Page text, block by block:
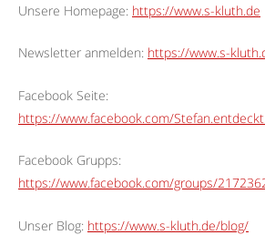
Unsere Homepage: https://www.s-kluth.de
Newsletter anmelden: https://www.s-
Facebook Seite:
https://www.facebook.com/
Facebook Grupps:
https://www.facebook.com/groups/
Unser Blog: https://www.s-kluth.de/blog/